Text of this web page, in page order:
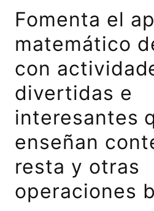
Fomenta el
matemático
con
divertidas e
interesantes
enseñan
resta y otras
operaciones